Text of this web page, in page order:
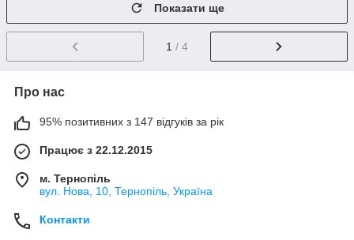
Показати ще
1 / 4
Про нас
95% позитивних з 147 відгуків за рік
Працює з 22.12.2015
м. Тернопіль
вул. Нова, 10, Тернопіль, Україна
Контакти